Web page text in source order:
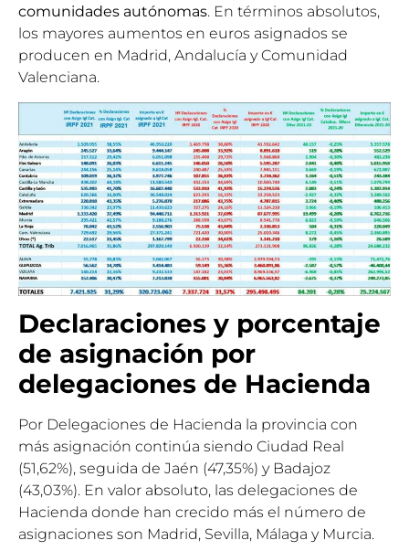
comunidades autónomas. En términos absolutos,
los mayores aumentos en euros asignados se
producen en Madrid, Andalucía y Comunidad
Valenciana.
Declaraciones y porcentaje
de asignación por
delegaciones de Hacienda
Por Delegaciones de Hacienda la provincia con
más asignación continúa siendo Ciudad Real
(51,62%), seguida de Jaén (47,35%) y Badajoz
(43,03%). En valor absoluto, las delegaciones de
Hacienda donde han crecido más el número de
asignaciones son Madrid, Sevilla, Málaga y Murcia.